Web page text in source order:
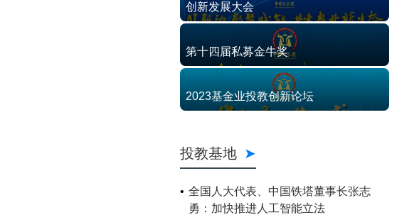
创新发展大会
第十四届私募金牛奖
2023基金业投教创新论坛
投教基地
全国人大代表、中国铁塔董事长张志
勇：加快推进人工智能立法